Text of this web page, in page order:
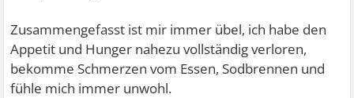
Zusammengefasst ist mir immer übel, ich habe den
Appetit und Hunger nahezu vollständig verloren,
bekomme Schmerzen vom Essen, Sodbrennen und
fühle mich immer unwohl.